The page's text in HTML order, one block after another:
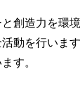
創造力を環
動を行います
す。